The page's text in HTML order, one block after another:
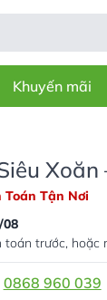
Khuyến mãi
Xoăn
Toán Tận Nơi
trước, hoặc
0868 960 039